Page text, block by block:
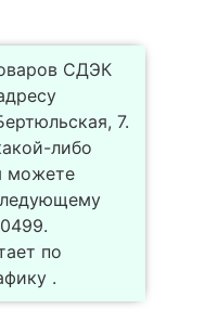
СДЭК
7.
либо
можете
по
.